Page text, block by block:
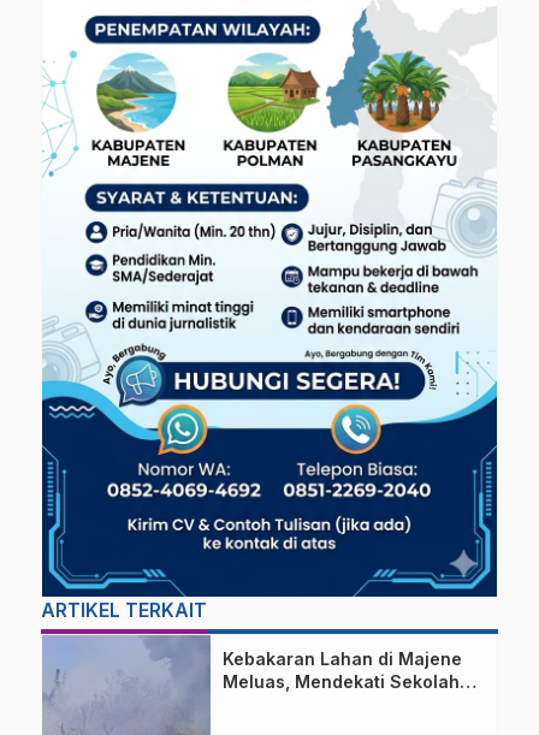
ARTIKEL TERKAIT
Kebakaran Lahan di Majene
Meluas, Mendekati Sekolah